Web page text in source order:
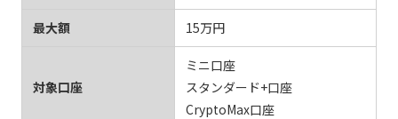
最大額 15万円
対象口座
ミニ口座
スタンダード+口座
CryptoMax口座